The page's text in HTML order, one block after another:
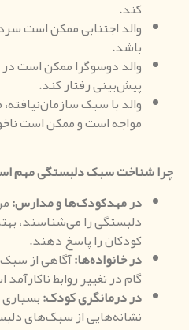
کند.
والد اجتنابی ممکن است
باشد.
والد دوسوگرا ممکن است در
پیش‌بینی رفتار کند.
والد با سبک
مواجه است و ممکن است
چرا شناخت سبک دلبستگی مهم
در مهدکودک‌ها و مدارس:
دلبستگی را می‌شناسند،
کودکان را پاسخ دهند.
در خانواده‌ها:آگاهی از
گام در تغییر روابط
در درمانگری کودک:
نشانه‌هایی از سبک‌های